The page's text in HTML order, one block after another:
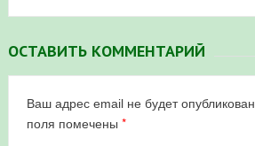
ОСТАВИТЬ КОММЕНТАРИЙ
Ваш адрес email не будет опубликован.
поля помечены *